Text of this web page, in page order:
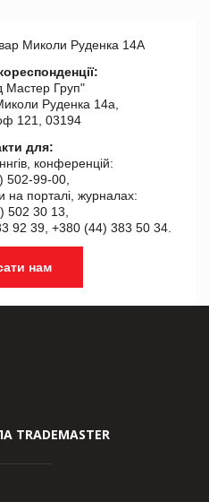
Миколи Руденка 14А
Мастер Груп"
Руденка 14а,
121, 03194
для:
конференцій:
502-99-00,
на порталі, журналах:
502 30 13,
92 39, +380 (44) 383 50 34.
нам